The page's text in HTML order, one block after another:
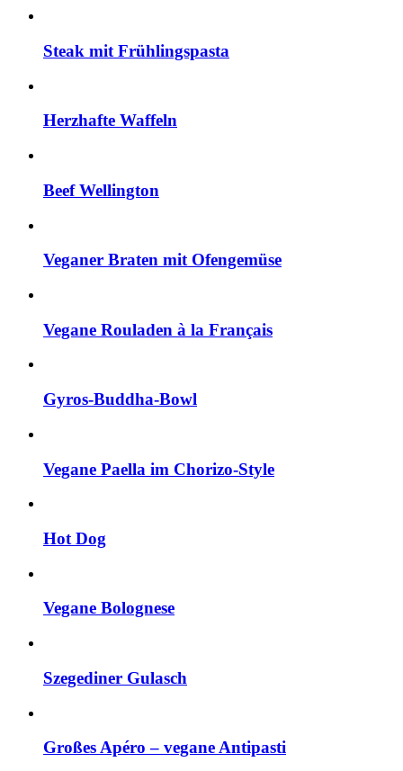
Steak mit Frühlingspasta
Herzhafte Waffeln
Beef Wellington
Veganer Braten mit Ofengemüse
Vegane Rouladen à la Français
Gyros-Buddha-Bowl
Vegane Paella im Chorizo-Style
Hot Dog
Vegane Bolognese
Szegediner Gulasch
Großes Apéro – vegane Antipasti